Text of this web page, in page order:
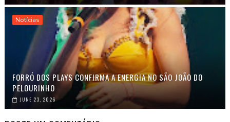
Notícias
FORRÓ DOS PLAYS CONFIRMA A ENERGIA NO SÃO JOÃO DO
PELOURINHO
JUNE 23, 2026